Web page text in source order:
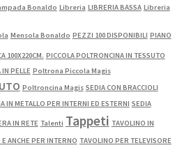
Bonaldo Libreria LIBRERIA BASSA Libreria
Mensola Bonaldo PEZZI 100 DISPONIBILI PIANO
100X220CM. PICCOLA POLTRONCINA IN TESSUTO
PELLE Poltrona Piccola Magis
Poltroncina Magis SEDIA CON BRACCIOLI
IN METALLO PER INTERNI ED ESTERNI SEDIA
IN RETE Talenti Tappeti TAVOLINO IN
ANCHE PER INTERNO TAVOLINO PER TELEVISORE